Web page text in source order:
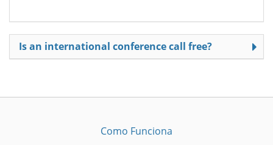
Is an international conference call free?
Como Funciona